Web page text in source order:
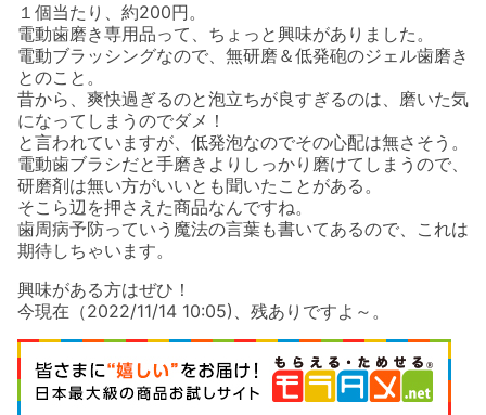
１個当たり、約200円。
電動歯磨き専用品って、ちょっと興味がありました。
電動ブラッシングなので、無研磨＆低発砲のジェル歯磨き
とのこと。
昔から、爽快過ぎるのと泡立ちが良すぎるのは、磨いた気
になってしまうのでダメ！
と言われていますが、低発泡なのでその心配は無さそう。
電動歯ブラシだと手磨きよりしっかり磨けてしまうので、
研磨剤は無い方がいいとも聞いたことがある。
そこら辺を押さえた商品なんですね。
歯周病予防っていう魔法の言葉も書いてあるので、これは
期待しちゃいます。
興味がある方はぜひ！
今現在（2022/11/14 10:05)、残ありですよ～。